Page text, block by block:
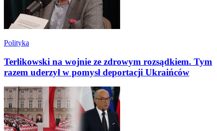
Polityka
Terlikowski na wojnie ze zdrowym rozsądkiem. Tym
razem uderzył w pomysł deportacji Ukraińców